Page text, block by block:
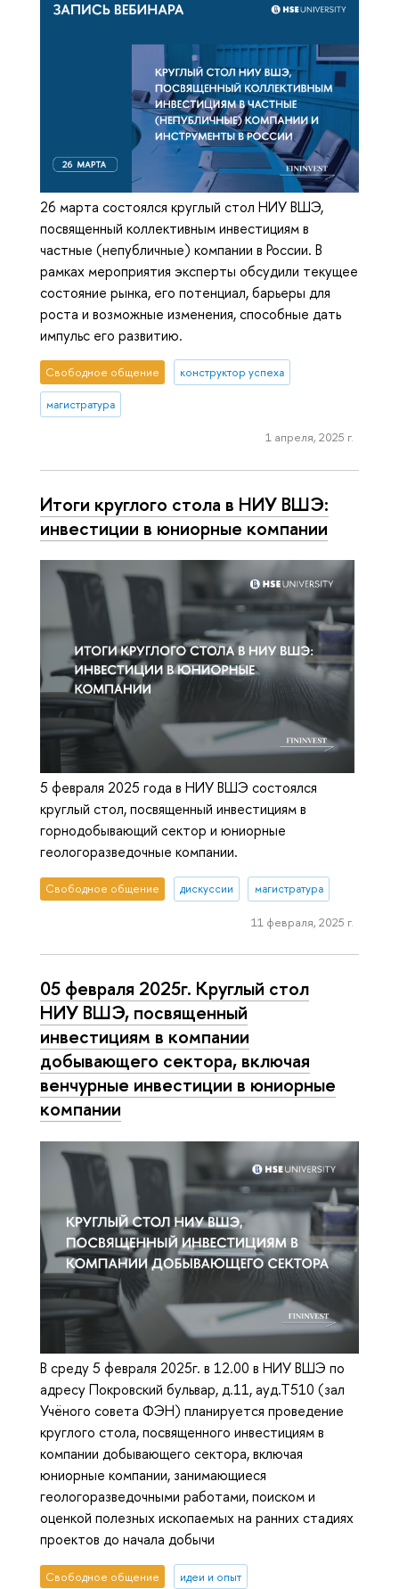
26 марта состоялся круглый стол НИУ ВШЭ,
посвященный коллективным инвестициям в
частные (непубличные) компании в России. В
рамках мероприятия эксперты обсудили текущее
состояние рынка, его потенциал, барьеры для
роста и возможные изменения, способные дать
импульс его развитию.
Свободное общение конструктор успеха
магистратура
1 апреля, 2025 г.
Итоги круглого стола в НИУ ВШЭ:
инвестиции в юниорные компании
5 февраля 2025 года в НИУ ВШЭ состоялся
круглый стол, посвященный инвестициям в
горнодобывающий сектор и юниорные
геологоразведочные компании.
Свободное общение дискуссии магистратура
11 февраля, 2025 г.
05 февраля 2025г. Круглый стол
НИУ ВШЭ, посвященный
инвестициям в компании
добывающего сектора, включая
венчурные инвестиции в юниорные
компании
В среду 5 февраля 2025г. в 12.00 в НИУ ВШЭ по
адресу Покровский бульвар, д.11, ауд.Т510 (зал
Учёного совета ФЭН) планируется проведение
круглого стола, посвященного инвестициям в
компании добывающего сектора, включая
юниорные компании, занимающиеся
геологоразведочными работами, поиском и
оценкой полезных ископаемых на ранних стадиях
проектов до начала добычи
Свободное общение идеи и опыт